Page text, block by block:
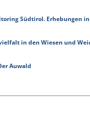
Südtirol. Erhebungen in
in den Wiesen und
Auwald